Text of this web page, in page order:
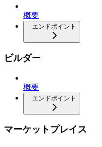
概要
エンドポイント
ビルダー
概要
エンドポイント
マーケットプレイス